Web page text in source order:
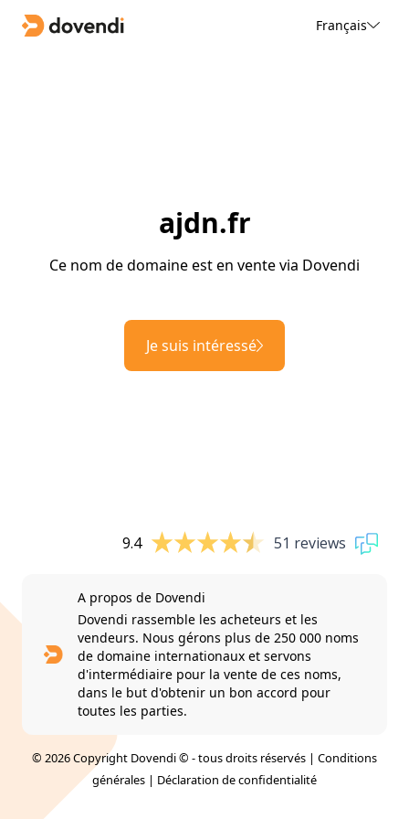
Français
ajdn.fr
Ce nom de domaine est en vente via Dovendi
Je suis intéressé
9.4 51 reviews
A propos de Dovendi
Dovendi rassemble les acheteurs et les
vendeurs. Nous gérons plus de 250 000 noms
de domaine internationaux et servons
d'intermédiaire pour la vente de ces noms,
dans le but d'obtenir un bon accord pour
toutes les parties.
© 2026 Copyright Dovendi © - tous droits réservés | Conditions
générales | Déclaration de confidentialité